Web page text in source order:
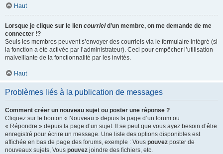
Haut
Lorsque je clique sur le lien courrield’un membre, on me demande de me
connecter !?
Seuls les membres peuvent s’envoyer des courriels via le formulaire intégré (si
la fonction a été activée par l’administrateur). Ceci pour empêcher l’utilisation
malveillante de la fonctionnalité par les invités.
Haut
Problèmes liés à la publication de messages
Comment créer un nouveau sujet ou poster une réponse ?
Cliquez sur le bouton « Nouveau » depuis la page d’un forum ou
« Répondre » depuis la page d’un sujet. Il se peut que vous ayez besoin d’être
enregistré pour écrire un message. Une liste des options disponibles est
affichée en bas de page des forums, exemple : Vous pouvez poster de
nouveaux sujets, Vous pouvez joindre des fichiers, etc.